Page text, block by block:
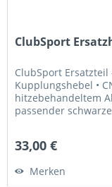
ClubSport
ClubSport
Kupplungshebel •
hitzebehandeltem
passender
33,00 €
Merken